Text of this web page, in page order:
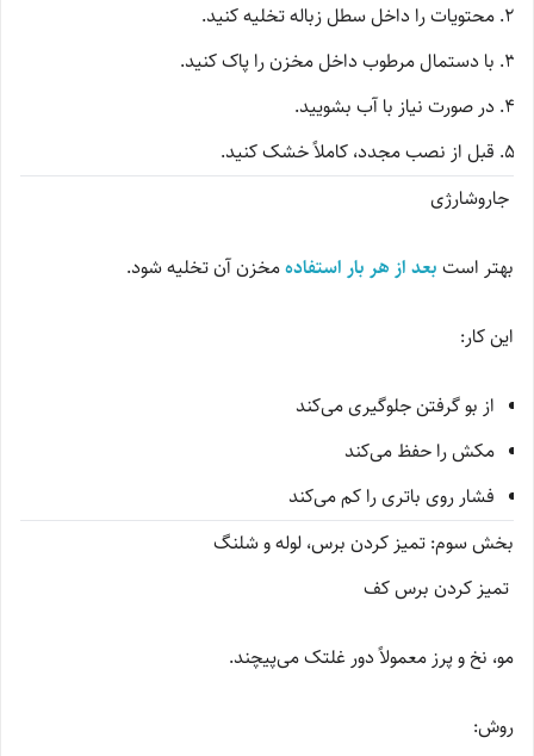
محتویات را داخل سطل زباله تخلیه کنید.
با دستمال مرطوب داخل مخزن را پاک کنید.
در صورت نیاز با آب بشویید.
قبل از نصب مجدد، کاملاً خشک کنید.
جاروشارژی
بهتر است بعد از هر بار استفادهمخزن آن تخلیه شود.
این کار:
از بو گرفتن جلوگیری می‌کند
مکش را حفظ می‌کند
فشار روی باتری را کم می‌کند
بخش سوم: تمیز کردن برس، لوله و شلنگ
تمیز کردن برس کف
مو، نخ و پرز معمولاً دور غلتک می‌پیچند.
روش: